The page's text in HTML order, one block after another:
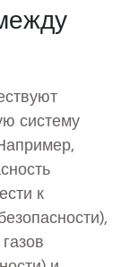
систему
к